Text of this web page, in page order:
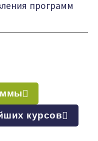
программ
курсов